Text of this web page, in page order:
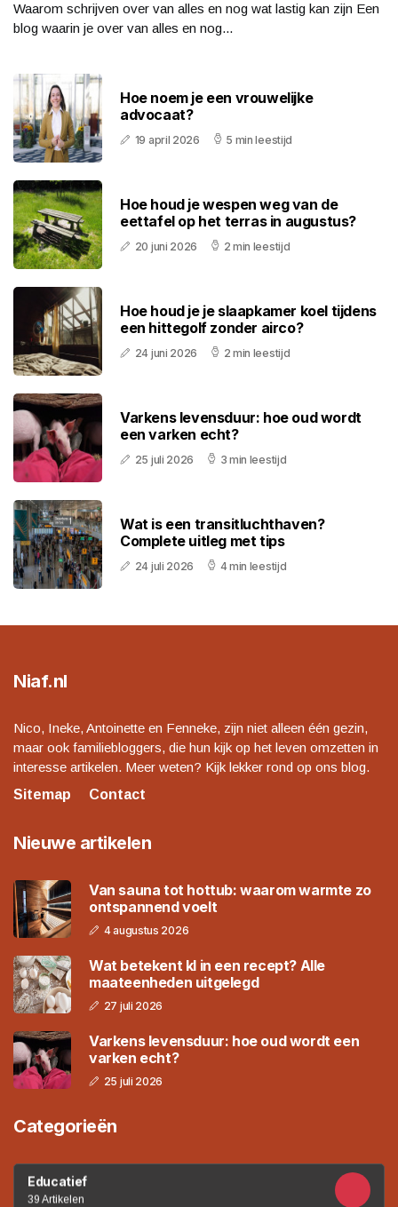
Waarom schrijven over van alles en nog wat lastig kan zijn Een
blog waarin je over van alles en nog...
Hoe noem je een vrouwelijke
advocaat?
19 april 2026 5 min leestijd
Hoe houd je wespen weg van de
eettafel op het terras in augustus?
20 juni 2026 2 min leestijd
Hoe houd je je slaapkamer koel tijdens
een hittegolf zonder airco?
24 juni 2026 2 min leestijd
Varkens levensduur: hoe oud wordt
een varken echt?
25 juli 2026 3 min leestijd
Wat is een transitluchthaven?
Complete uitleg met tips
24 juli 2026 4 min leestijd
Niaf.nl
Nico, Ineke, Antoinette en Fenneke, zijn niet alleen één gezin,
maar ook familiebloggers, die hun kijk op het leven omzetten in
interesse artikelen. Meer weten? Kijk lekker rond op ons blog.
Sitemap
Contact
Nieuwe artikelen
Van sauna tot hottub: waarom warmte zo
ontspannend voelt
4 augustus 2026
Wat betekent kl in een recept? Alle
maateenheden uitgelegd
27 juli 2026
Varkens levensduur: hoe oud wordt een
varken echt?
25 juli 2026
Categorieën
Educatief
39 Artikelen